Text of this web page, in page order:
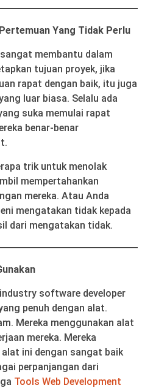
Yang Tidak Perlu
membantu dalam
tujuan proyek, jika
rapat dengan baik, itu juga
luar biasa. Selalu ada
suka memulai rapat
benar-benar
trik untuk menolak
mempertahankan
mereka. Atau Anda
mengatakan tidak kepada
dari mengatakan tidak.
software developer
penuh dengan alat.
Mereka menggunakan alat
mereka. Mereka
ini dengan sangat baik
perpanjangan dari
Tools Web Development